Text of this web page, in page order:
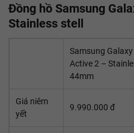
Đồng hồ Samsung
Stainless stell
Samsung
Active 2 –
44mm
Giá niêm
yết
9.990.000 đ